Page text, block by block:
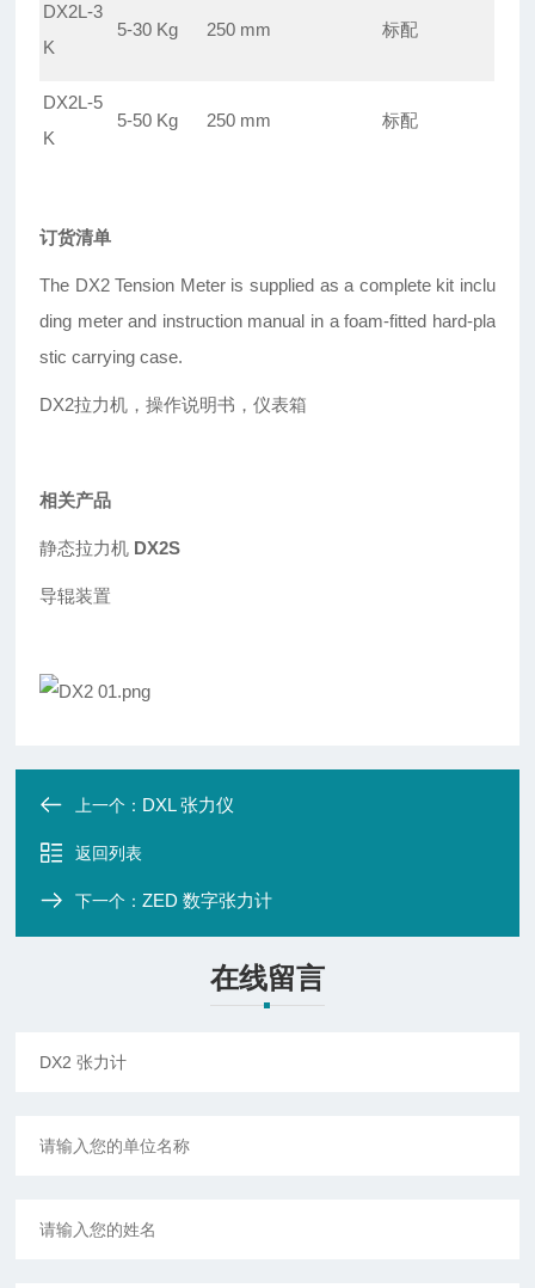
DX2L-3
K
5-30 Kg 250 mm 标配
DX2L-5
K
5-50 Kg 250 mm 标配
订货清单
The DX2 Tension Meter is supplied as a complete kit inclu
ding meter and instruction manual in a foam-fitted hard-pla
stic carrying case.
DX2拉力机，操作说明书，仪表箱
相关产品
静态拉力机 DX2S
导辊装置
上一个： DXL 张力仪
返回列表
下一个：ZED 数字张力计
在线留言